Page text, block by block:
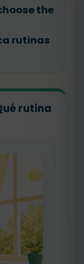
the
rutinas
rutina